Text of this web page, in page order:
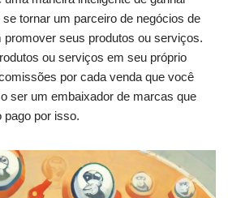
tornar um parceiro de negócios de
seus produtos ou serviços.
ou serviços em seu próprio
por cada venda que você
ser um embaixador de marcas que
pago por isso.